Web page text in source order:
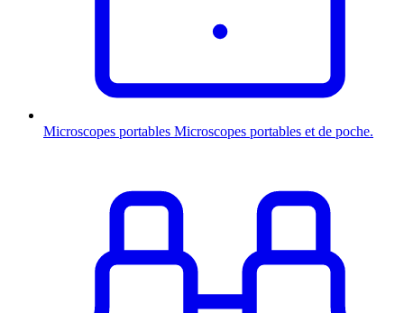
Microscopes portables Microscopes portables et de poche.